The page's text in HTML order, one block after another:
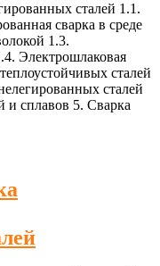
сталей 1.1.
сварка в среде
1.3.
Электрошлаковая
сталей
сталей
и сплавов 5. Сварка